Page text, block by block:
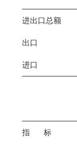
进出口总额
出口
进口
指 标